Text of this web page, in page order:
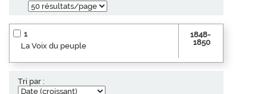
1
La Voix du peuple
1848-
1850
Tri par :